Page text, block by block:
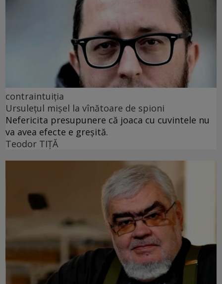
contraintuiția
Ursulețul mișel la vînătoare de spioni
Nefericita presupunere că joaca cu cuvintele nu
va avea efecte e greșită.
Teodor TIŢĂ